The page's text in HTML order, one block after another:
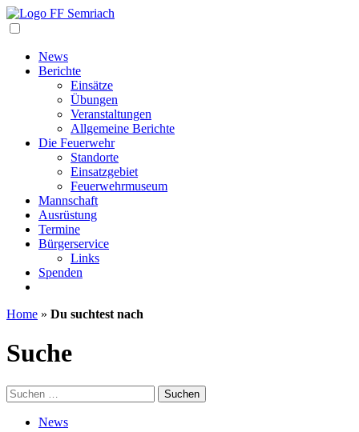
News
Berichte
Einsätze
Übungen
Veranstaltungen
Allgemeine Berichte
Die Feuerwehr
Standorte
Einsatzgebiet
Feuerwehrmuseum
Mannschaft
Ausrüstung
Termine
Bürgerservice
Links
Spenden
Home » Du suchtest nach
Suche
Suchen
nach:
News